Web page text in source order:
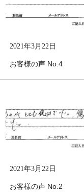
お客様の声 No.4
2021年3月22日
お客様の声 No.2
2021年3月22日